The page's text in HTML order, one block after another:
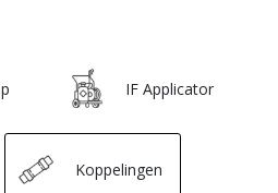
IF Applicator
Koppelingen